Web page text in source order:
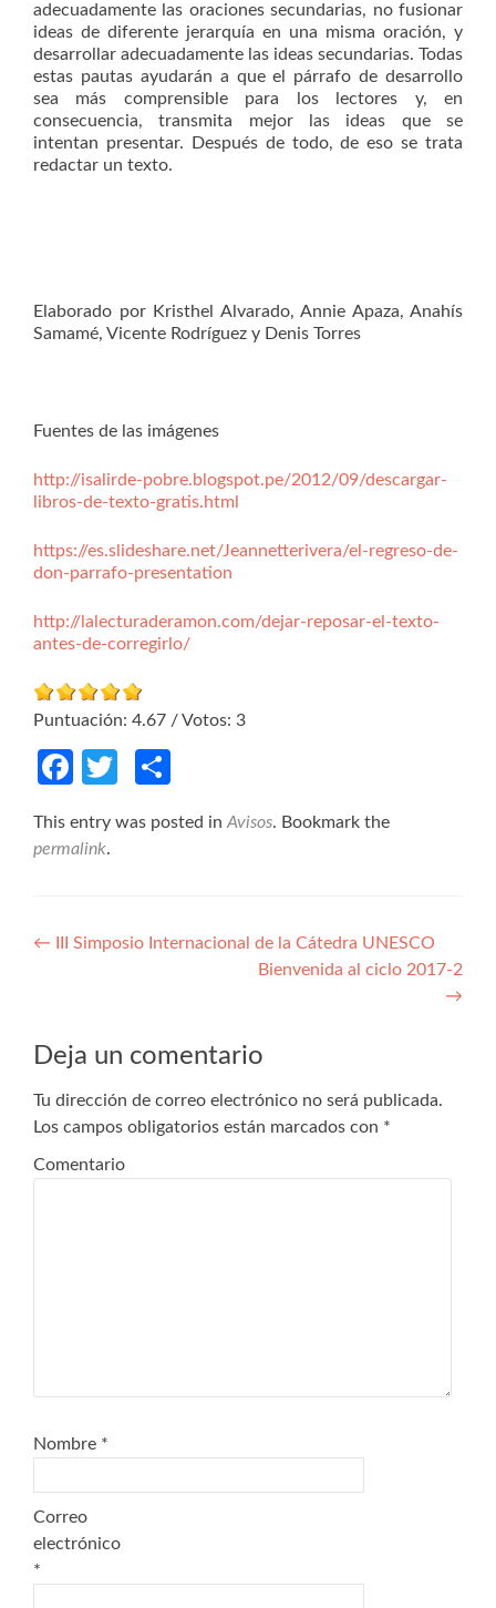
adecuadamente las oraciones secundarias, no fusionar
ideas de diferente jerarquía en una misma oración, y
desarrollar adecuadamente las ideas secundarias. Todas
estas pautas ayudarán a que el párrafo de desarrollo
sea más comprensible para los lectores y, en
consecuencia, transmita mejor las ideas que se
intentan presentar. Después de todo, de eso se trata
redactar un texto.
Elaborado por Kristhel Alvarado, Annie Apaza, Anahís
Samamé, Vicente Rodríguez y Denis Torres
Fuentes de las imágenes
http://isalirde-pobre.blogspot.pe/2012/09/descargar-
libros-de-texto-gratis.html
https://es.slideshare.net/Jeannetterivera/el-regreso-de-
don-parrafo-presentation
http://lalecturaderamon.com/dejar-reposar-el-texto-
antes-de-corregirlo/
Puntuación: 4.67 / Votos: 3
Facebook
Twitter
This entry was posted inAvisos. Bookmark the
permalink.
Navegación de entradas
← III Simposio Internacional de la Cátedra UNESCO
Bienvenida al ciclo 2017-2
→
Deja un comentario
Tu dirección de correo electrónico no será publicada.
Los campos obligatorios están marcados con *
Comentario
Nombre *
Correo
electrónico
*